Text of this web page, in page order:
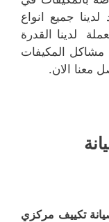
جميع انواع
لدينا القدرة
مشاكل المكيفات
معنا الان.
تكييف مركزي